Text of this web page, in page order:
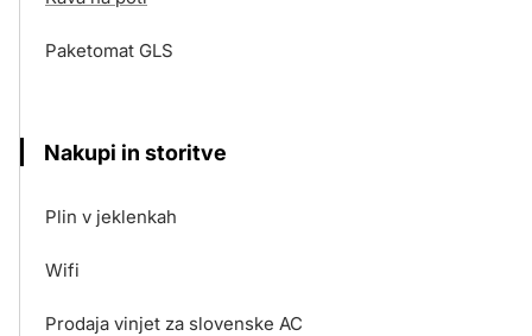
Paketomat GLS
Nakupi in storitve
Plin v jeklenkah
Wifi
Prodaja vinjet za slovenske AC